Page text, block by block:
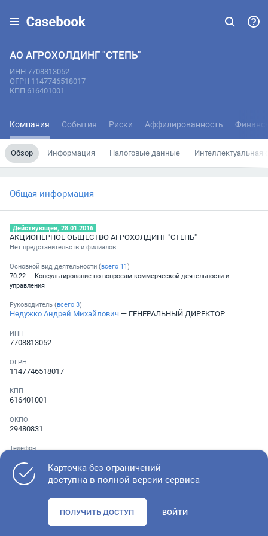
АО АГРОХОЛДИНГ "СТЕПЬ"
ИНН 7708813052
ОГРН 1147746518017
КПП 616401001
Компания События Риски Аффилированность
Обзор Информация Налоговые данные Интеллектуальная
Общая информация
Действующее, 28.01.2016
АКЦИОНЕРНОЕ ОБЩЕСТВО АГРОХОЛДИНГ "СТЕПЬ"
Нет представительств и филиалов
Основной вид деятельности (всего 11)
70.22 — Консультирование по вопросам коммерческой деятельности и
управления
Руководитель (всего 3)
Недужко Андрей Михайлович — ГЕНЕРАЛЬНЫЙ ДИРЕКТОР
ИНН
7708813052
ОГРН
1147746518017
КПП
616401001
ОКПО
29480831
Телефон
Как оценить состояние компании
Карточка без ограничений
доступна в полной версии сервиса
ПОЛУЧИТЬ ДОСТУП ВОЙТИ